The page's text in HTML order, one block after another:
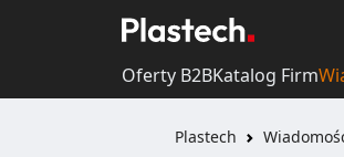
Oferty B2BKatalog Firm
Plastech